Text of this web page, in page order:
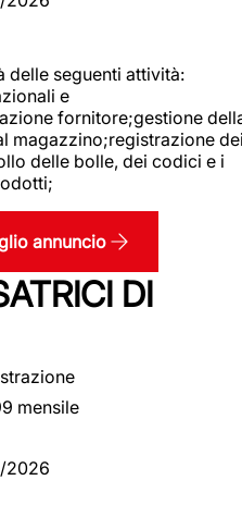
delle seguenti attività:
e
fornitore;gestione
magazzino;registrazione
delle bolle, dei codici e i
annuncio
DI
mensile
2026